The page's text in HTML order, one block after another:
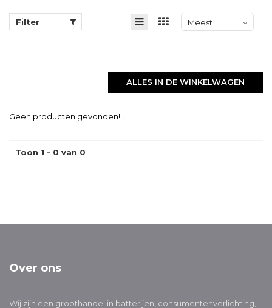
Filter
Meest
ALLES IN DE WINKELWAGEN
Geen producten gevonden!...
Toon 1 - 0 van 0
Over ons
Wij zijn een groothandel in batterijen, consumentenverlichting,